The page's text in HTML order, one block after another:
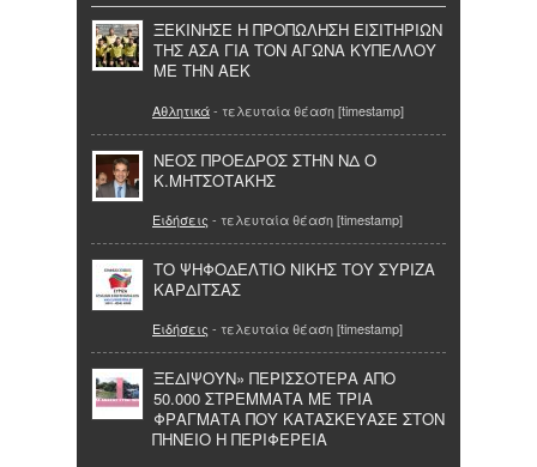
ΞΕΚΙΝΗΣΕ Η ΠΡΟΠΩΛΗΣΗ ΕΙΣΙΤΗΡΙΩΝ
ΤΗΣ ΑΣΑ ΓΙΑ ΤΟΝ ΑΓΩΝΑ ΚΥΠΕΛΛΟΥ
ΜΕ ΤΗΝ ΑΕΚ
Αθλητικά- τελευταία θέαση [timestamp]
ΝΕΟΣ ΠΡΟΕΔΡΟΣ ΣΤΗΝ ΝΔ Ο
Κ.ΜΗΤΣΟΤΑΚΗΣ
Ειδήσεις - τελευταία θέαση [timestamp]
ΤΟ ΨΗΦΟΔΕΛΤΙΟ ΝΙΚΗΣ ΤΟΥ ΣΥΡΙΖΑ
ΚΑΡΔΙΤΣΑΣ
Ειδήσεις - τελευταία θέαση [timestamp]
ΞΕΔΙΨΟΥΝ» ΠΕΡΙΣΣΟΤΕΡΑ ΑΠΟ
50.000 ΣΤΡΕΜΜΑΤΑ ΜΕ ΤΡΙΑ
ΦΡΑΓΜΑΤΑ ΠΟΥ ΚΑΤΑΣΚΕΥΑΣΕ ΣΤΟΝ
ΠΗΝΕΙΟ Η ΠΕΡΙΦΕΡΕΙΑ